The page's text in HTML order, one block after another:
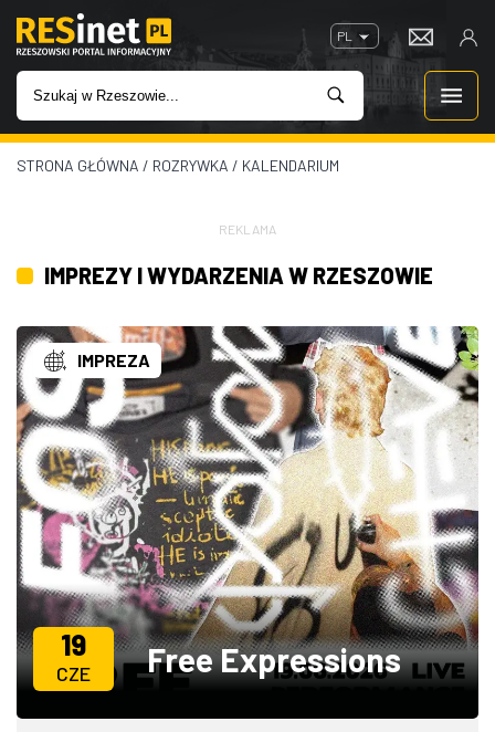
PL
WIADOMOŚCI
IMPREZY
ROZRYWKA
W KINACH
GASTRONOMIA
ZDJĘCIA
W RZESZOWIE
STRONA GŁÓWNA / ROZRYWKA / KALENDARIUM
REKLAMA
IMPREZY I WYDARZENIA W RZESZOWIE
IMPREZA
19
CZE Free Expressions